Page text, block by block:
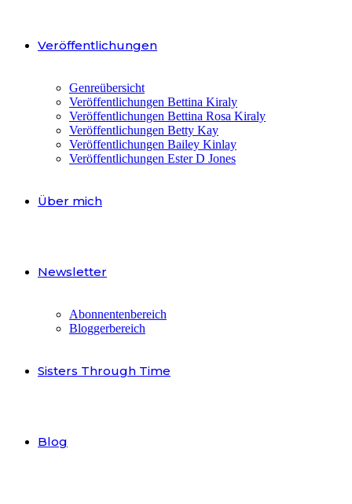
Veröffentlichungen
Genreübersicht
Veröffentlichungen Bettina Kiraly
Veröffentlichungen Bettina Rosa Kiraly
Veröffentlichungen Betty Kay
Veröffentlichungen Bailey Kinlay
Veröffentlichungen Ester D Jones
Über mich
Newsletter
Abonnentenbereich
Bloggerbereich
Sisters Through Time
Blog